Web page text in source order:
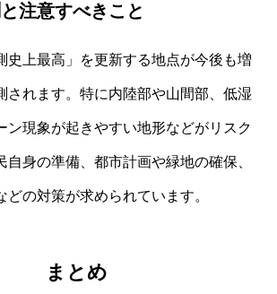
注意すべきこと
史上最高」を更新する地点が今後も増
されます。特に内陸部や山間部、低湿
ン現象が起きやすい地形などがリスク
自身の準備、都市計画や緑地の確保、
どの対策が求められています。
まとめ